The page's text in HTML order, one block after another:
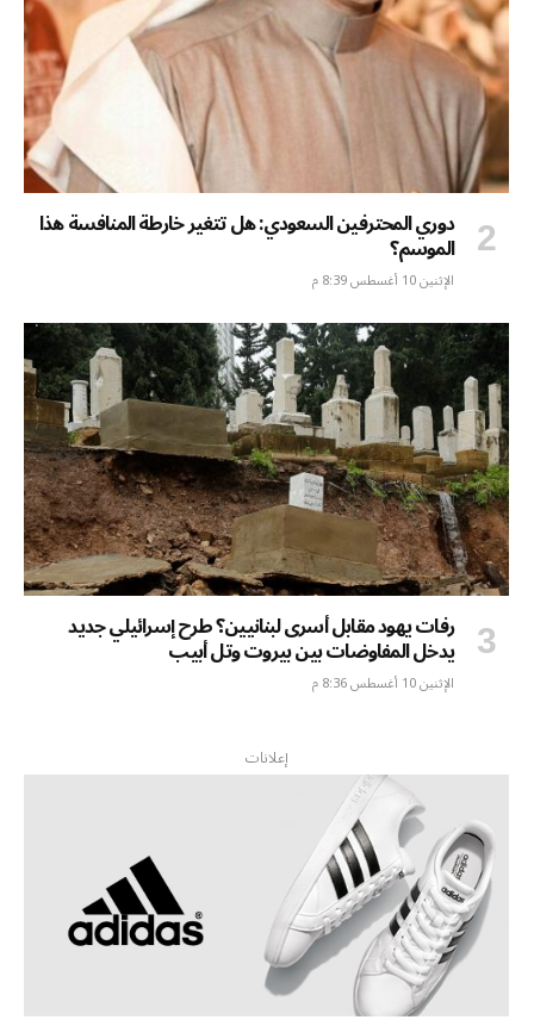
دوري المحترفين السعودي: هل تتغير خارطة المنافسة هذا
الموسم؟
الإثنين 10 أغسطس 8:39 م
رفات يهود مقابل أسرى لبنانيين؟ طرح إسرائيلي جديد
يدخل المفاوضات بين بيروت وتل أبيب
الإثنين 10 أغسطس 8:36 م
إعلانات